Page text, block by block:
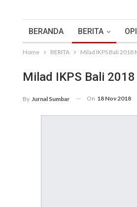
BERANDA BERITA
Home BERITA Milad IKPS Bali 2018
Milad IKPS Bali
By Jurnal Sumbar On 18 Nov 2018